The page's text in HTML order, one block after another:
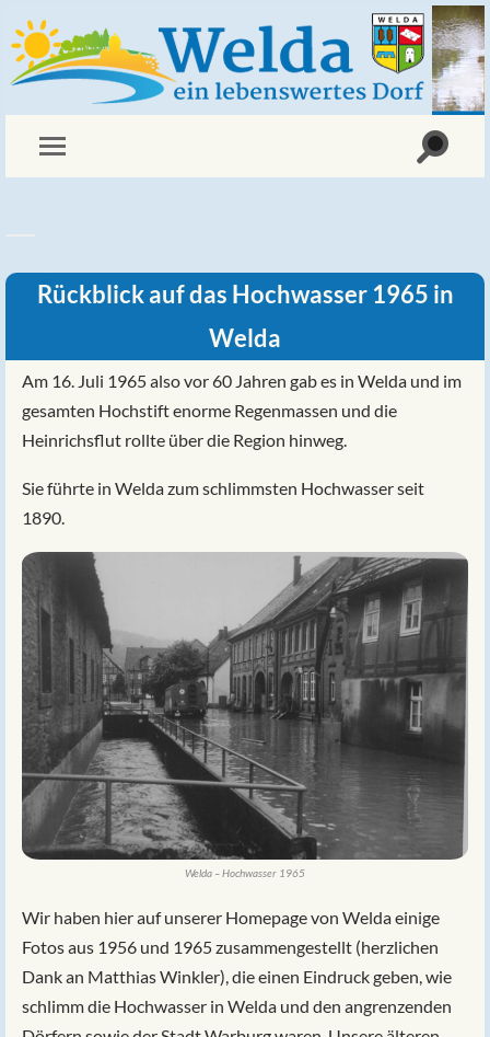
Rückblick auf das Hochwasser 1965 in
Welda
Am 16. Juli 1965 also vor 60 Jahren gab es in Welda und im
gesamten Hochstift enorme Regenmassen und die
Heinrichsflut rollte über die Region hinweg.
Sie führte in Welda zum schlimmsten Hochwasser seit
1890.
Welda – Hochwasser 1965
Wir haben hier auf unserer Homepage von Welda einige
Fotos aus 1956 und 1965 zusammengestellt (herzlichen
Dank an Matthias Winkler), die einen Eindruck geben, wie
schlimm die Hochwasser in Welda und den angrenzenden